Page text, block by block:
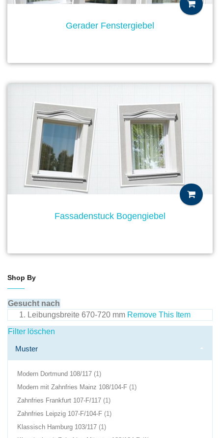
Gerader Fenstergiebel
Fassadenstuck Bogengiebel
Shop By
Gesucht nach
Leibungsbreite 670-720 mm Remove This Item
Filter löschen
Muster
Modern Dortmund 108/117 1Produkt(e)
Warenkorb
Modern mit Zahnfries Mainz 108/104-F 1Produkt(e)
Zahnfries Frankfurt 107-F/117 1Produkt(e)
Warenkorb
Zahnfries Leipzig 107-F/104-F 1Produkt(e)
Klassisch Hamburg 103/117 1Produkt(e)